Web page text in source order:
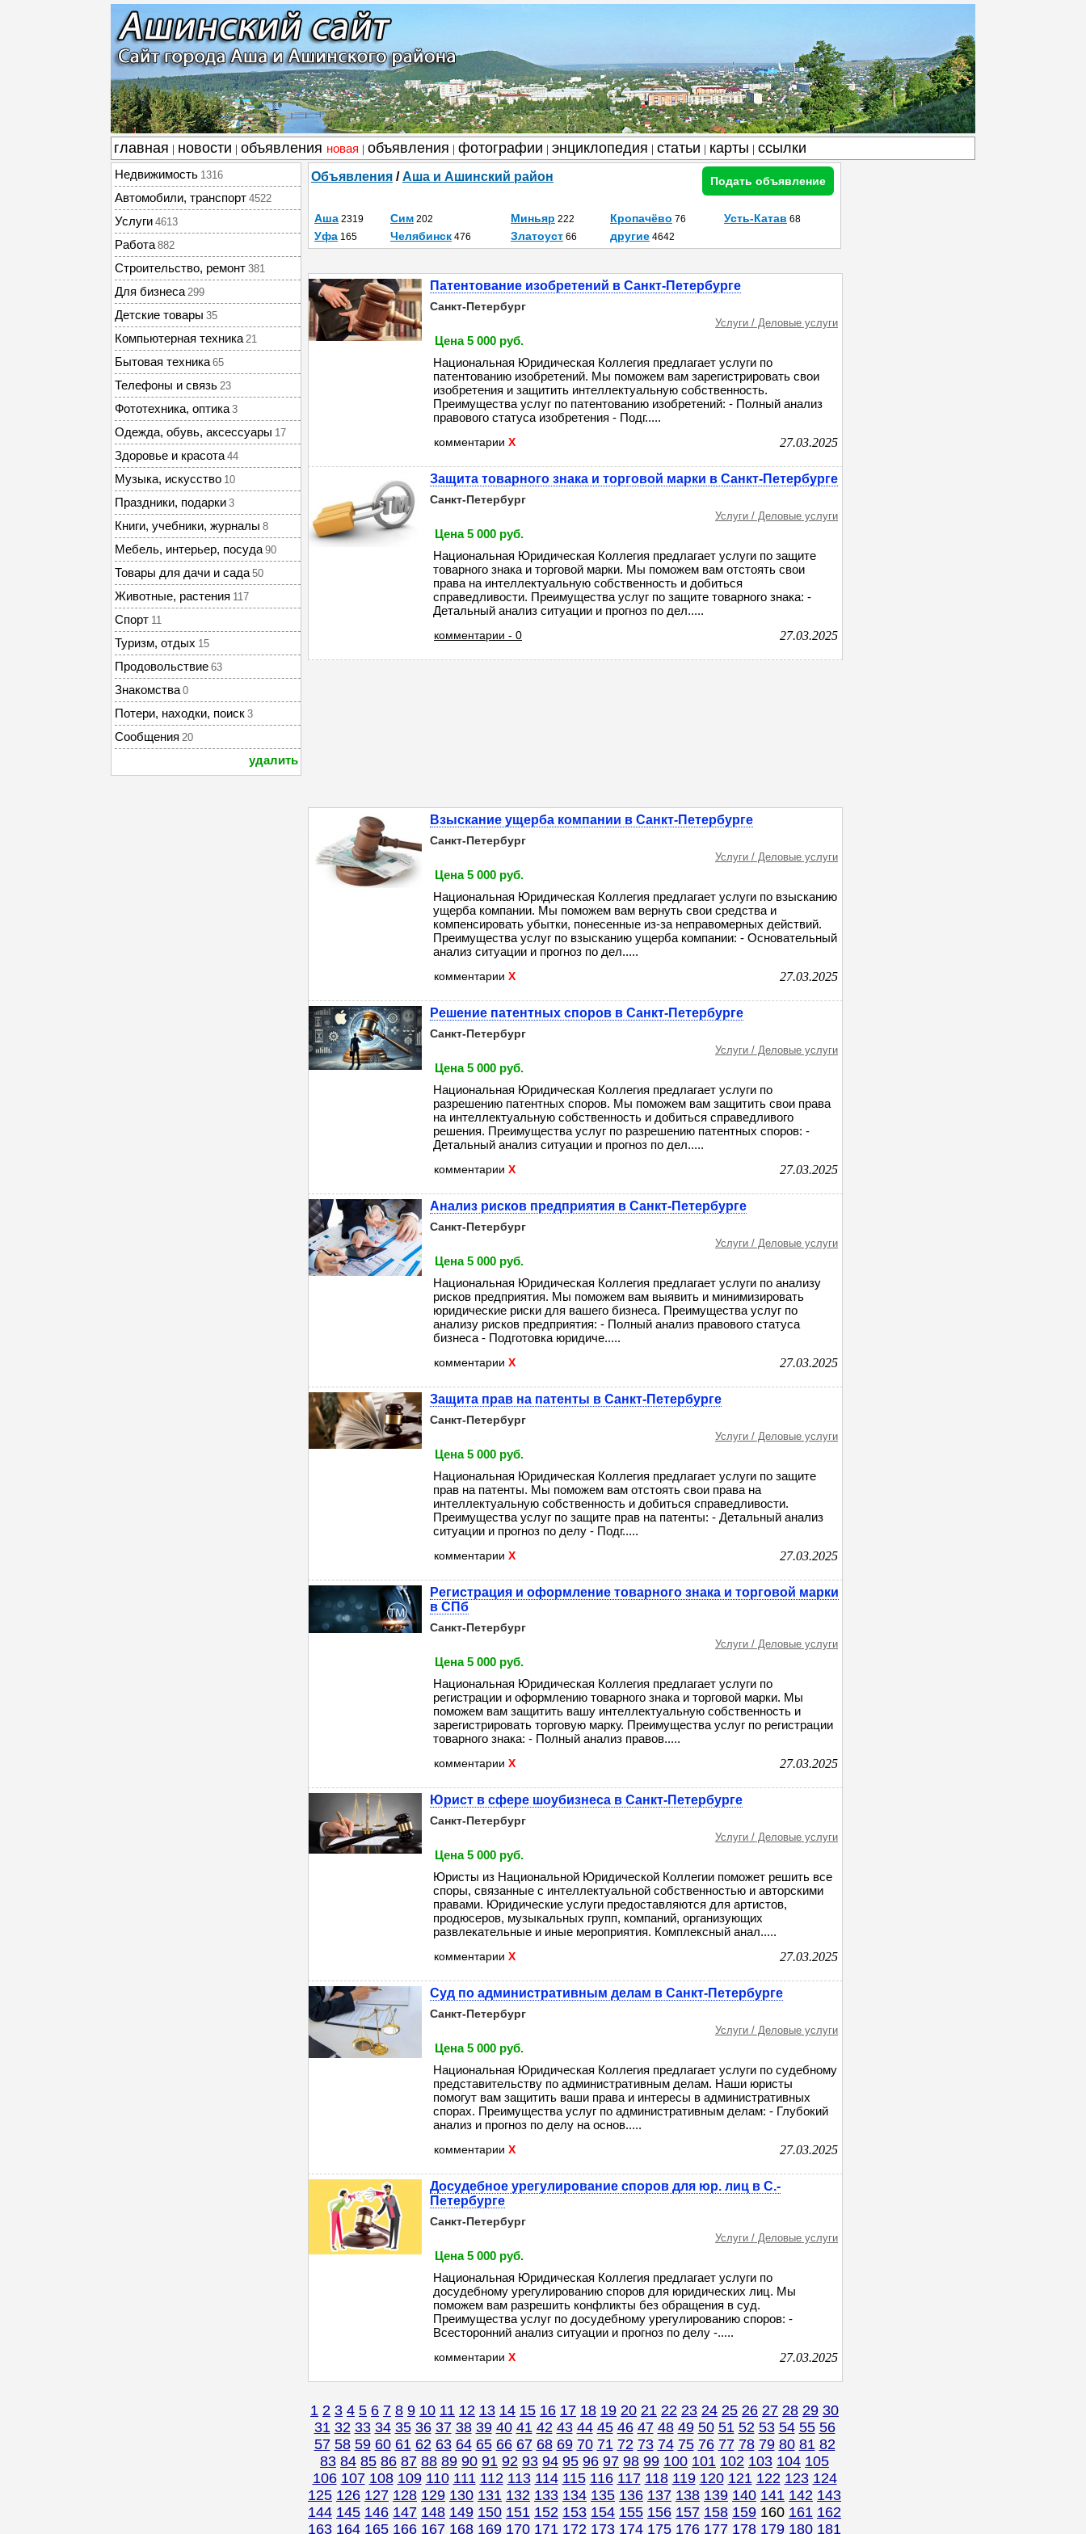
главная новости объявления новая объявления фотографии энциклопедия статьи карты ссылки
Недвижимость 1316
Автомобили, транспорт 4522
Услуги 4613
Работа 882
Строительство, ремонт 381
Для бизнеса 299
Детские товары 35
Компьютерная техника 21
Бытовая техника 65
Телефоны и связь 23
Фототехника, оптика 3
Одежда, обувь, аксессуары 17
Здоровье и красота 44
Музыка, искусство 10
Праздники, подарки 3
Книги, учебники, журналы 8
Мебель, интерьер, посуда 90
Товары для дачи и сада 50
Животные, растения 117
Спорт 11
Туризм, отдых 15
Продовольствие 63
Знакомства 0
Потери, находки, поиск 3
Сообщения 20
удалить
Объявления /Аша и Ашинский район Подать объявление
Аша 2319 Сим 202 Миньяр 222 Кропачёво 76 Усть-Катав 68
Уфа 165 Челябинск 476 Златоуст 66 другие 4642
Патентование изобретений в Санкт-Петербурге
Санкт-Петербург
Услуги / Деловые услуги
Цена 5 000 руб.
Национальная Юридическая Коллегия предлагает услуги по
патентованию изобретений. Мы поможем вам зарегистрировать свои
изобретения и защитить интеллектуальную собственность.
Преимущества услуг по патентованию изобретений: - Полный анализ
правового статуса изобретения - Подг.....
комментарии X 27.03.2025
Защита товарного знака и торговой марки в Санкт-Петербурге
Санкт-Петербург
Услуги / Деловые услуги
Цена 5 000 руб.
Национальная Юридическая Коллегия предлагает услуги по защите
товарного знака и торговой марки. Мы поможем вам отстоять свои
права на интеллектуальную собственность и добиться
справедливости. Преимущества услуг по защите товарного знака: -
Детальный анализ ситуации и прогноз по дел.....
комментарии - 0 27.03.2025
Взыскание ущерба компании в Санкт-Петербурге
Санкт-Петербург
Услуги / Деловые услуги
Цена 5 000 руб.
Национальная Юридическая Коллегия предлагает услуги по взысканию
ущерба компании. Мы поможем вам вернуть свои средства и
компенсировать убытки, понесенные из-за неправомерных действий.
Преимущества услуг по взысканию ущерба компании: - Основательный
анализ ситуации и прогноз по дел.....
комментарии X 27.03.2025
Решение патентных споров в Санкт-Петербурге
Санкт-Петербург
Услуги / Деловые услуги
Цена 5 000 руб.
Национальная Юридическая Коллегия предлагает услуги по
разрешению патентных споров. Мы поможем вам защитить свои права
на интеллектуальную собственность и добиться справедливого
решения. Преимущества услуг по разрешению патентных споров: -
Детальный анализ ситуации и прогноз по дел.....
комментарии X 27.03.2025
Анализ рисков предприятия в Санкт-Петербурге
Санкт-Петербург
Услуги / Деловые услуги
Цена 5 000 руб.
Национальная Юридическая Коллегия предлагает услуги по анализу
рисков предприятия. Мы поможем вам выявить и минимизировать
юридические риски для вашего бизнеса. Преимущества услуг по
анализу рисков предприятия: - Полный анализ правового статуса
бизнеса - Подготовка юридиче.....
комментарии X 27.03.2025
Защита прав на патенты в Санкт-Петербурге
Санкт-Петербург
Услуги / Деловые услуги
Цена 5 000 руб.
Национальная Юридическая Коллегия предлагает услуги по защите
прав на патенты. Мы поможем вам отстоять свои права на
интеллектуальную собственность и добиться справедливости.
Преимущества услуг по защите прав на патенты: - Детальный анализ
ситуации и прогноз по делу - Подг.....
комментарии X 27.03.2025
Регистрация и оформление товарного знака и торговой марки
в СПб
Санкт-Петербург
Услуги / Деловые услуги
Цена 5 000 руб.
Национальная Юридическая Коллегия предлагает услуги по
регистрации и оформлению товарного знака и торговой марки. Мы
поможем вам защитить вашу интеллектуальную собственность и
зарегистрировать торговую марку. Преимущества услуг по регистрации
товарного знака: - Полный анализ правов.....
комментарии X 27.03.2025
Юрист в сфере шоубизнеса в Санкт-Петербурге
Санкт-Петербург
Услуги / Деловые услуги
Цена 5 000 руб.
Юристы из Национальной Юридической Коллегии поможет решить все
споры, связанные с интеллектуальной собственностью и авторскими
правами. Юридические услуги предоставляются для артистов,
продюсеров, музыкальных групп, компаний, организующих
развлекательные и иные мероприятия. Комплексный анал.....
комментарии X 27.03.2025
Суд по административным делам в Санкт-Петербурге
Санкт-Петербург
Услуги / Деловые услуги
Цена 5 000 руб.
Национальная Юридическая Коллегия предлагает услуги по судебному
представительству по административным делам. Наши юристы
помогут вам защитить ваши права и интересы в административных
спорах. Преимущества услуг по административным делам: - Глубокий
анализ и прогноз по делу на основ.....
комментарии X 27.03.2025
Досудебное урегулирование споров для юр. лиц в С.-
Петербурге
Санкт-Петербург
Услуги / Деловые услуги
Цена 5 000 руб.
Национальная Юридическая Коллегия предлагает услуги по
досудебному урегулированию споров для юридических лиц. Мы
поможем вам разрешить конфликты без обращения в суд.
Преимущества услуг по досудебному урегулированию споров: -
Всесторонний анализ ситуации и прогноз по делу -.....
комментарии X 27.03.2025
1 2 3 4 5 6 7 8 9 10 11 12 13 14 15 16 17 18 19 20 21 22 23 24 25 26 27 28 29 30
31 32 33 34 35 36 37 38 39 40 41 42 43 44 45 46 47 48 49 50 51 52 53 54 55 56
57 58 59 60 61 62 63 64 65 66 67 68 69 70 71 72 73 74 75 76 77 78 79 80 81 82
83 84 85 86 87 88 89 90 91 92 93 94 95 96 97 98 99 100 101 102 103 104 105
106 107 108 109 110 111 112 113 114 115 116 117 118 119 120 121 122 123 124
125 126 127 128 129 130 131 132 133 134 135 136 137 138 139 140 141 142 143
144 145 146 147 148 149 150 151 152 153 154 155 156 157 158 159 160 161 162
163 164 165 166 167 168 169 170 171 172 173 174 175 176 177 178 179 180 181